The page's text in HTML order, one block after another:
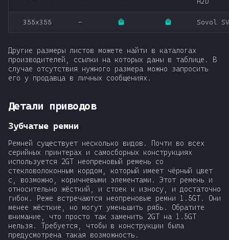
355x355 - Sovol
Другие размеры листов можете найти в каталогах
производителей, ссылки на которых даны в таблице. В
случае отсутствия нужного размера можно запросить
его у продавца в личных сообщениях.
Детали приводов
Зубчатые ремни
Ремней существует несколько видов. Почти во всех
серийных принтерах и самосборных конструкциях
используется 2GT неопреновый ремень со
стекловолоконным кордом, который имеет чёрный цвет
с, возможно, коричневыми элементами. Этот ремень и
относительно жёсткий, и стоек к износу, и достаточно
гибок. Реже встречаются неопреновые ремни 1.5GT. Они
менее жёсткие, но могут уменьшить рябь. Обратите
внимание, что просто так заменить 2GT на 1.5GT
нельзя. Требуется, чтобы в конструкции была
предусмотрена такая возможность.